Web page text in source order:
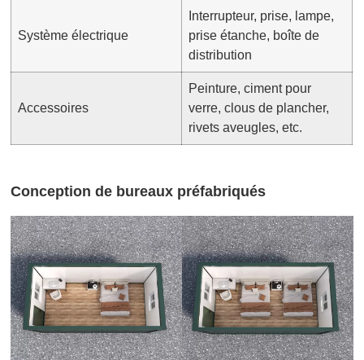
Système électrique
Interrupteur, prise, lampe,
prise étanche, boîte de
distribution
Accessoires
Peinture, ciment pour
verre, clous de plancher,
rivets aveugles, etc.
Conception de bureaux préfabriqués